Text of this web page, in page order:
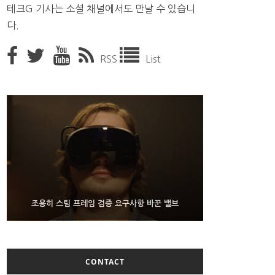
테크G 기사는 소셜 채널에서도 만날 수 있습니
다.
RSS List
조용히 스팀 프레임 검증 요구사항 바꾼 밸브
9월 4일부터 서비스 접는 안드로이드 장치용 구글 어
시스턴트
FMS 2026서 차세대 3D 메모리 ZHBM·ZNAND-O
모형 처음 선보인 삼성전자
CONTACT